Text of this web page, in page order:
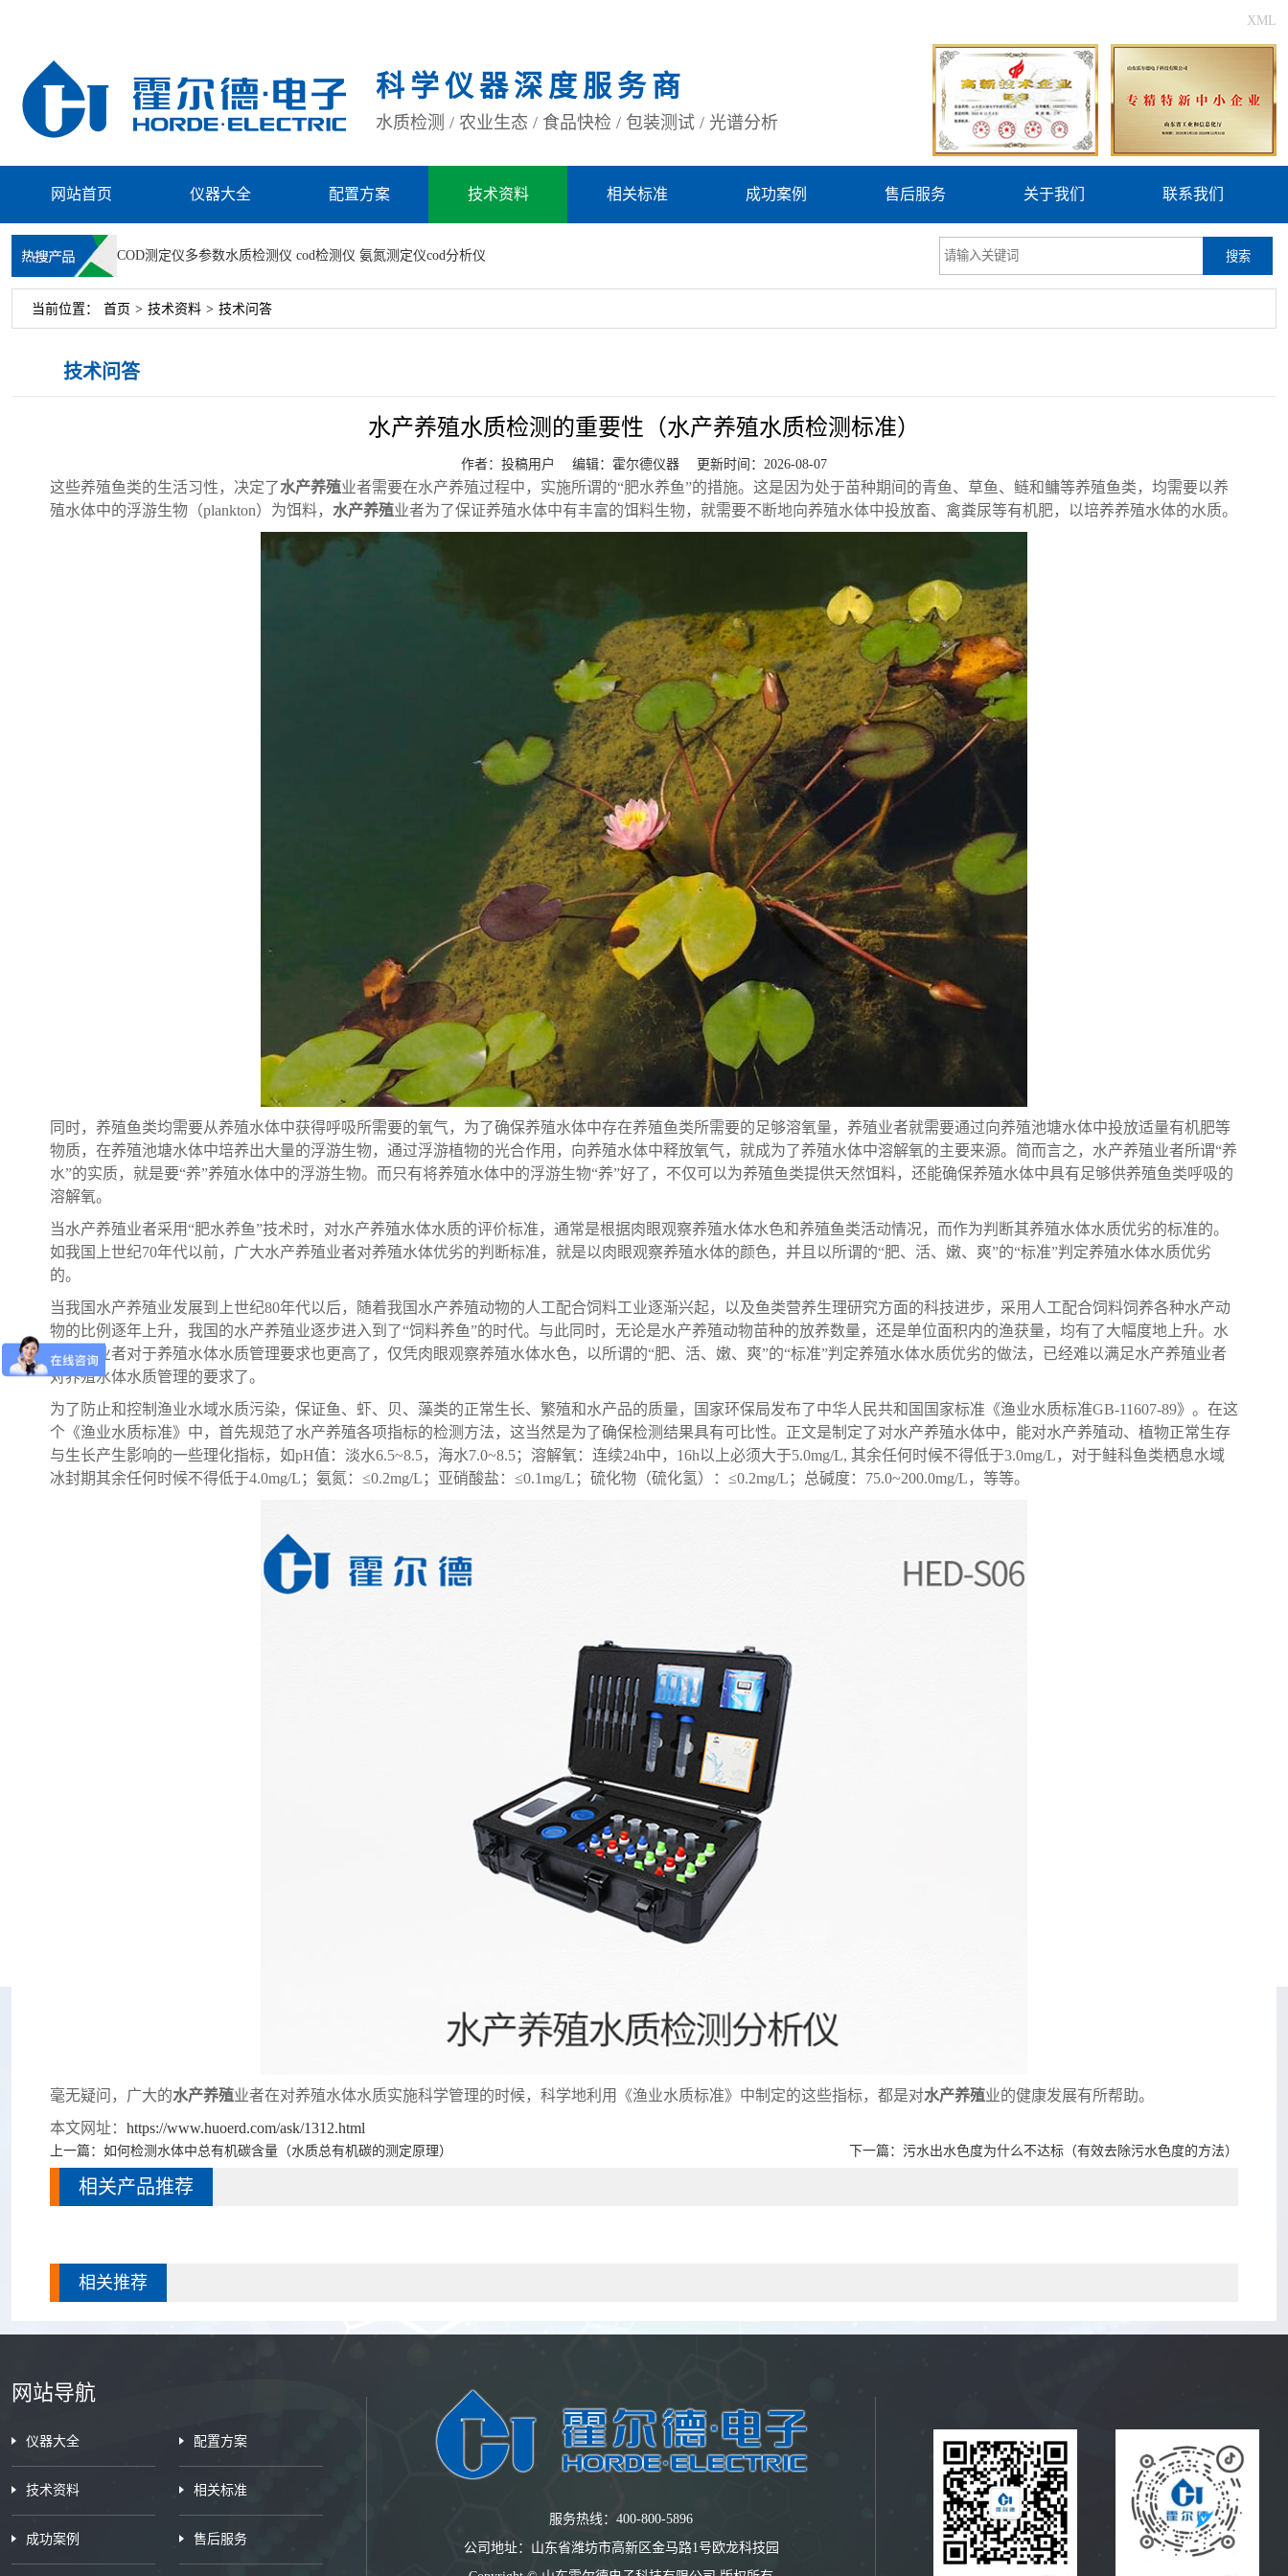
XML
科学仪器深度服务商
水质检测 / 农业生态 / 食品快检 / 包装测试 / 光谱分析
网站首页 仪器大全 配置方案 技术资料 相关标准 成功案例 售后服务 关于我们 联系我们
COD测定仪多参数水质检测仪 cod检测仪 氨氮测定仪cod分析仪 搜索
当前位置： 首页 > 技术资料 > 技术问答
技术问答
水产养殖水质检测的重要性（水产养殖水质检测标准）
作者：投稿用户 编辑： 霍尔德仪器 更新时间：2026-08-07
这些养殖鱼类的生活习性，决定了水产养殖业者需要在水产养殖过程中，实施所谓的“肥水养鱼”的措施。这是因为处于苗种期间的青鱼、草鱼、鲢和鳙等养殖鱼类，均需要以养
殖水体中的浮游生物（plankton）为饵料， 水产养殖业者为了保证养殖水体中有丰富的饵料生物，就需要不断地向养殖水体中投放畜、禽粪尿等有机肥，以培养养殖水体的水质。
同时，养殖鱼类均需要从养殖水体中获得呼吸所需要的氧气，为了确保养殖水体中存在养殖鱼类所需要的足够溶氧量，养殖业者就需要通过向养殖池塘水体中投放适量有机肥等
物质，在养殖池塘水体中培养出大量的浮游生物，通过浮游植物的光合作用，向养殖水体中释放氧气，就成为了养殖水体中溶解氧的主要来源。简而言之，水产养殖业者所谓“养
水”的实质，就是要“养”养殖水体中的浮游生物。而只有将养殖水体中的浮游生物“养”好了，不仅可以为养殖鱼类提供天然饵料，还能确保养殖水体中具有足够供养殖鱼类呼吸的
溶解氧。
当水产养殖业者采用“肥水养鱼”技术时，对水产养殖水体水质的评价标准，通常是根据肉眼观察养殖水体水色和养殖鱼类活动情况，而作为判断其养殖水体水质优劣的标准的。
如我国上世纪70年代以前，广大水产养殖业者对养殖水体优劣的判断标准，就是以肉眼观察养殖水体的颜色，并且以所谓的“肥、活、嫩、爽”的“标准”判定养殖水体水质优劣
的。
当我国水产养殖业发展到上世纪80年代以后，随着我国水产养殖动物的人工配合饲料工业逐渐兴起，以及鱼类营养生理研究方面的科技进步，采用人工配合饲料饲养各种水产动
物的比例逐年上升，我国的水产养殖业逐步进入到了“饲料养鱼”的时代。与此同时，无论是水产养殖动物苗种的放养数量，还是单位面积内的渔获量，均有了大幅度地上升。水
产养殖业者对于养殖水体水质管理要求也更高了，仅凭肉眼观察养殖水体水色，以所谓的“肥、活、嫩、爽”的“标准”判定养殖水体水质优劣的做法，已经难以满足水产养殖业者
对养殖水体水质管理的要求了。
为了防止和控制渔业水域水质污染，保证鱼、虾、贝、藻类的正常生长、繁殖和水产品的质量，国家环保局发布了中华人民共和国国家标准《渔业水质标准GB-11607-89》。在这
个《渔业水质标准》中，首先规范了水产养殖各项指标的检测方法，这当然是为了确保检测结果具有可比性。正文是制定了对水产养殖水体中，能对水产养殖动、植物正常生存
与生长产生影响的一些理化指标，如pH值：淡水6.5~8.5，海水7.0~8.5；溶解氧：连续24h中，16h以上必须大于5.0mg/L, 其余任何时候不得低于3.0mg/L，对于鲑科鱼类栖息水域
冰封期其余任何时候不得低于4.0mg/L；氨氮：≤0.2mg/L；亚硝酸盐：≤0.1mg/L；硫化物（硫化氢）：≤0.2mg/L；总碱度：75.0~200.0mg/L，等等。
毫无疑问，广大的水产养殖业者在对养殖水体水质实施科学管理的时候，科学地利用《渔业水质标准》中制定的这些指标，都是对水产养殖业的健康发展有所帮助。
本文网址： https://www.huoerd.com/ask/1312.html
上一篇： 如何检测水体中总有机碳含量（水质总有机碳的测定原理） 下一篇： 污水出水色度为什么不达标（有效去除污水色度的方法）
相关产品推荐
相关推荐
网站导航
仪器大全 配置方案
技术资料 相关标准
成功案例 售后服务
服务热线：400-800-5896
公司地址：山东省潍坊市高新区金马路1号欧龙科技园